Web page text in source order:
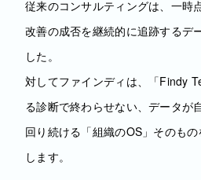
従来のコンサルティングは、一時
改善の成否を継続的に追跡するデ
した。
対してファインディは、「Findy
る診断で終わらせない、データが
回り続ける「組織のOS」そのも
します。